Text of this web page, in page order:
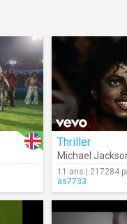
Thriller
Michael
11 ans | 217284
as7733